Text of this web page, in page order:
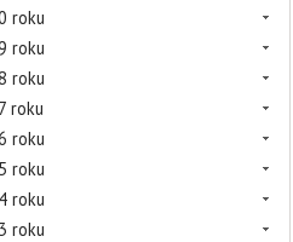
roku
roku
roku
roku
roku
roku
roku
roku